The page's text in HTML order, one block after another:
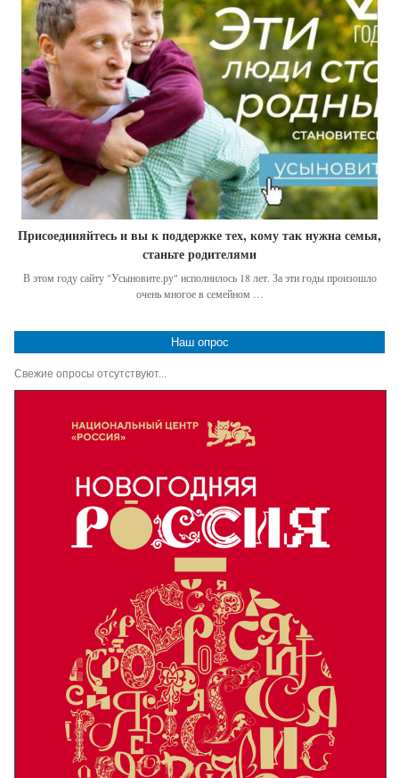
Присоединяйтесь и вы к поддержке тех, кому так нужна семья,
станьте родителями
В этом году сайту "Усыновите.ру" исполнилось 18 лет. За эти годы произошло
очень многое в семейном …
Наш опрос
Свежие опросы отсутствуют...